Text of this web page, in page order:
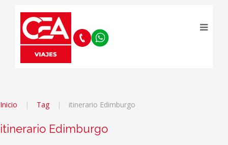
Inicio Tag itinerario Edimburgo
itinerario Edimburgo